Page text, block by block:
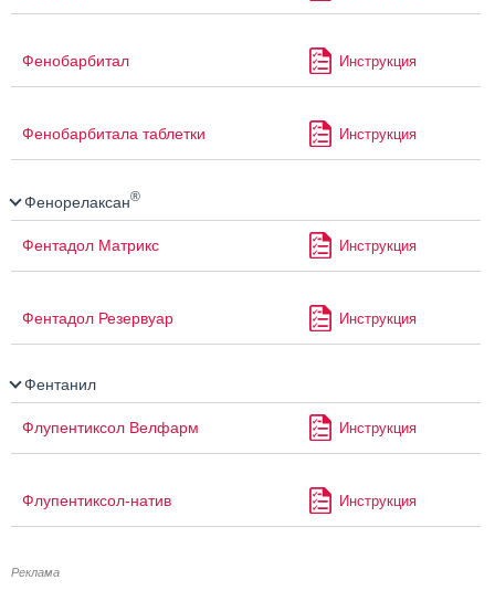
Фенобарбитал Инструкция
Фенобарбитала таблетки Инструкция
Фенорелаксан®
Фентадол Матрикс Инструкция
Фентадол Резервуар Инструкция
Фентанил
Флупентиксол Велфарм Инструкция
Флупентиксол-натив Инструкция
Реклама